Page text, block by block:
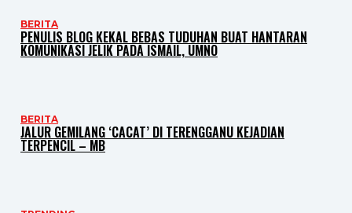
BERITA
PENULIS BLOG KEKAL BEBAS TUDUHAN BUAT HANTARAN
KOMUNIKASI JELIK PADA ISMAIL, UMNO
BERITA
JALUR GEMILANG ‘CACAT’ DI TERENGGANU KEJADIAN
TERPENCIL – MB